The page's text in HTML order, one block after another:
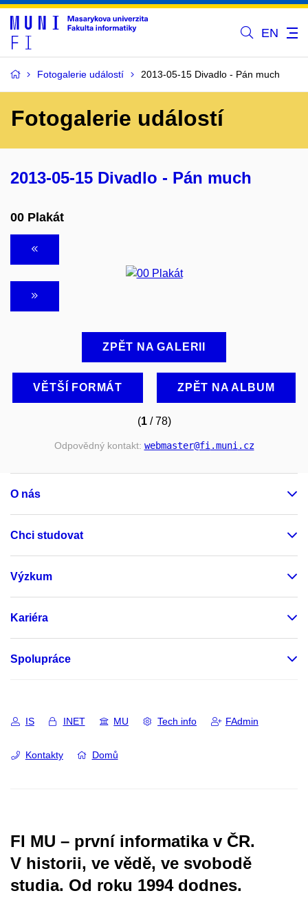
EN
Fotogalerie událostí 2013-05-15 Divadlo - Pán much
Fotogalerie událostí
2013-05-15 Divadlo - Pán much
00 Plakát
ZPĚT NA GALERII
VĚTŠÍ FORMÁT ZPĚT NA ALBUM
(1/ 78)
Odpovědný kontakt: webmaster@fi.muni.cz
O nás
Chci studovat
Výzkum
Kariéra
Spolupráce
IS INET MU Tech info FAdmin
Kontakty Domů
FI MU – první informatika v ČR.
V historii, ve vědě, ve svobodě
studia. Od roku 1994 dodnes.